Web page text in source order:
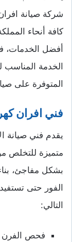
شركة صيانة
كافة أنحاء
أفضل الخدمات،
الخدمة
المتوفرة على
فني افران
يقدم فني صيانة
متميزة للتخلص
بشكل مفاجئ،
الفور حتى
التالي:
فحص الفرن